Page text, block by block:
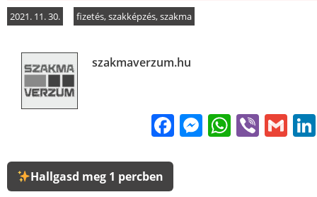
2021. 11. 30. fizetés,szakképzés,szakma
szakmaverzum.hu
FacebookViber
Hallgasd meg 1 percben